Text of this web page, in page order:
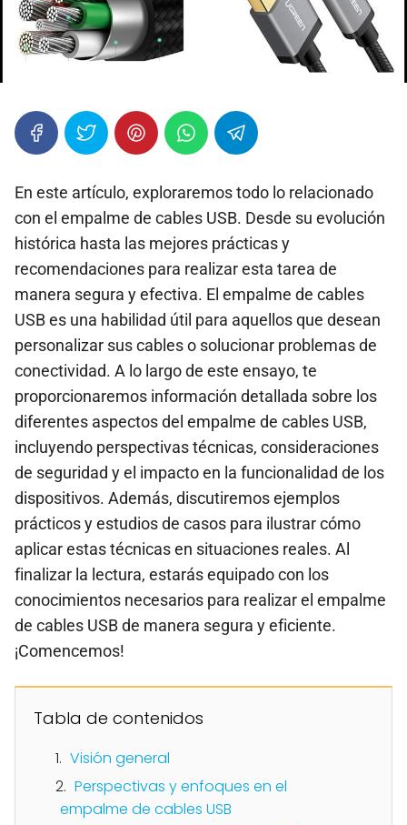
En este artículo, exploraremos todo lo relacionado
con el empalme de cables USB. Desde su evolución
histórica hasta las mejores prácticas y
recomendaciones para realizar esta tarea de
manera segura y efectiva. El empalme de cables
USB es una habilidad útil para aquellos que desean
personalizar sus cables o solucionar problemas de
conectividad. A lo largo de este ensayo, te
proporcionaremos información detallada sobre los
diferentes aspectos del empalme de cables USB,
incluyendo perspectivas técnicas, consideraciones
de seguridad y el impacto en la funcionalidad de los
dispositivos. Además, discutiremos ejemplos
prácticos y estudios de casos para ilustrar cómo
aplicar estas técnicas en situaciones reales. Al
finalizar la lectura, estarás equipado con los
conocimientos necesarios para realizar el empalme
de cables USB de manera segura y eficiente.
¡Comencemos!
Tabla de contenidos
Visión general
Perspectivas y enfoques en el
empalme de cables USB